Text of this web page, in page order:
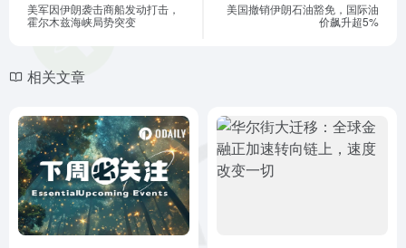
美军因伊朗袭击商船发动打击，
霍尔木兹海峡局势突变
美国撤销伊朗石油豁免，国际油
价飙升超5%
相关文章